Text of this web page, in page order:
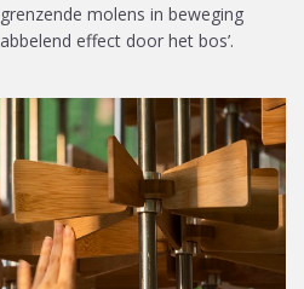
molens in beweging
effect door het bos’.